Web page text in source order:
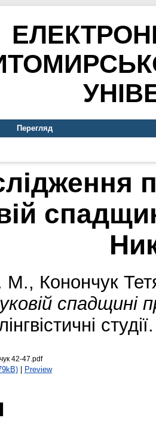
Перегляд
М., Конончук
42-47.pdf
| Preview